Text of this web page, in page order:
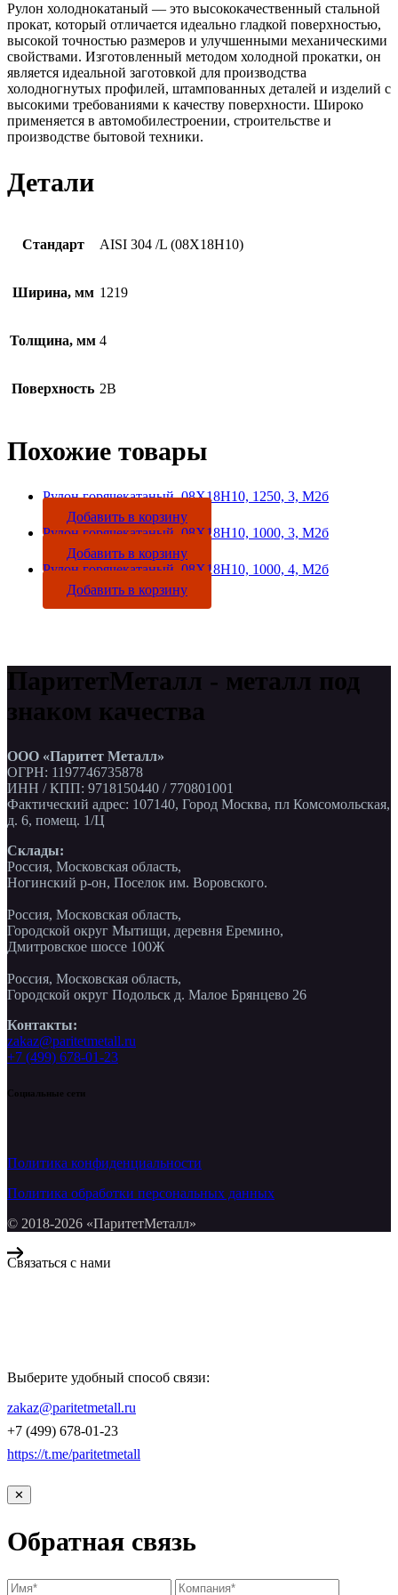
Рулон холоднокатаный — это высококачественный стальной
прокат, который отличается идеально гладкой поверхностью,
высокой точностью размеров и улучшенными механическими
свойствами. Изготовленный методом холодной прокатки, он
является идеальной заготовкой для производства
холодногнутых профилей, штампованных деталей и изделий с
высокими требованиями к качеству поверхности. Широко
применяется в автомобилестроении, строительстве и
производстве бытовой техники.
Детали
Стандарт AISI 304 /L (08Х18Н10)
Ширина, мм 1219
Толщина, мм 4
Поверхность 2B
Похожие товары
Рулон горячекатаный, 08Х18Н10, 1250, 3, М2б
Добавить в корзину
Рулон горячекатаный, 08Х18Н10, 1000, 3, М2б
Добавить в корзину
Рулон горячекатаный, 08Х18Н10, 1000, 4, М2б
Добавить в корзину
ПаритетМеталл - металл под
знаком качества
ООО «Паритет Металл»
ОГРН: 1197746735878
ИНН / КПП: 9718150440 / 770801001
Фактический адрес: 107140, Город Москва, пл Комсомольская,
д. 6, помещ. 1/Ц
Склады:
Россия, Московская область,
Ногинский р-он, Поселок им. Воровского.
Россия, Московская область,
Городской округ Мытищи, деревня Еремино,
Дмитровское шоссе 100Ж
Россия, Московская область,
Городской округ Подольск д. Малое Брянцево 26
Контакты:
zakaz@paritetmetall.ru
+7 (499) 678-01-23
Социальные сети
Политика конфиденциальности
Политика обработки персональных данных
© 2018-2026 «ПаритетМеталл»
Связаться с нами
Выберите удобный способ связи:
zakaz@paritetmetall.ru
+7 (499) 678-01-23
https://t.me/paritetmetall
✕
Обратная связь